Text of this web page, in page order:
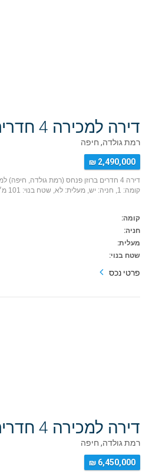
דירה למכירה 4 חדרים ברוזן פנחס
רמת גולדה, חיפה
2,490,000 ₪
קומה: 1, חניה: יש, מעלית: לא, שטח בנוי: 101 מ״ר, חדרים: 4
קומה:
חניה:
מעלית:
שטח בנוי:
פרטי נכס
דירה למכירה 4 חדרים ברוזן פנחס
רמת גולדה, חיפה
6,450,000 ₪